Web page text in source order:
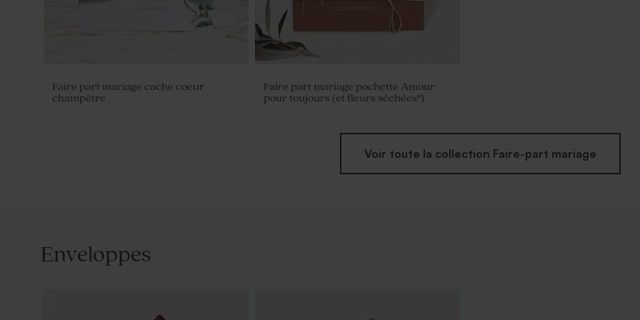
Faire part mariage cache coeur
champêtre
Faire part mariage pochette Amour
pour toujours (et fleurs séchées*)
Voir toute la collection Faire-part mariage
Enveloppes